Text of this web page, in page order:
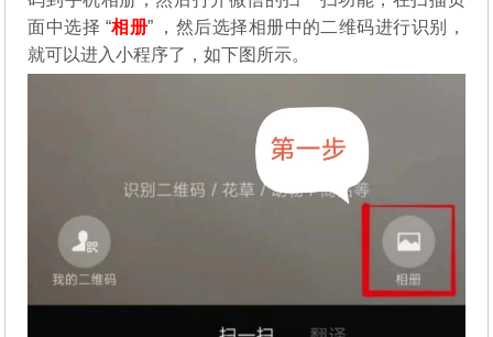
面中选择 “相册” ，然后选择相册中的二维码进行识别，
就可以进入小程序了，如下图所示。